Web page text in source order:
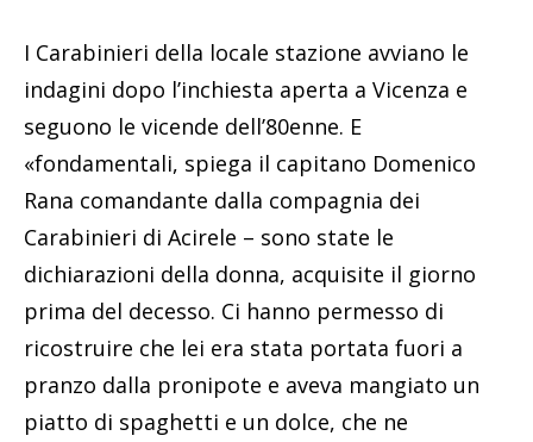
I Carabinieri della locale stazione avviano le
indagini dopo l’inchiesta aperta a Vicenza e
seguono le vicende dell’80enne. E
«fondamentali, spiega il capitano Domenico
Rana comandante dalla compagnia dei
Carabinieri di Acirele – sono state le
dichiarazioni della donna, acquisite il giorno
prima del decesso. Ci hanno permesso di
ricostruire che lei era stata portata fuori a
pranzo dalla pronipote e aveva mangiato un
piatto di spaghetti e un dolce, che ne